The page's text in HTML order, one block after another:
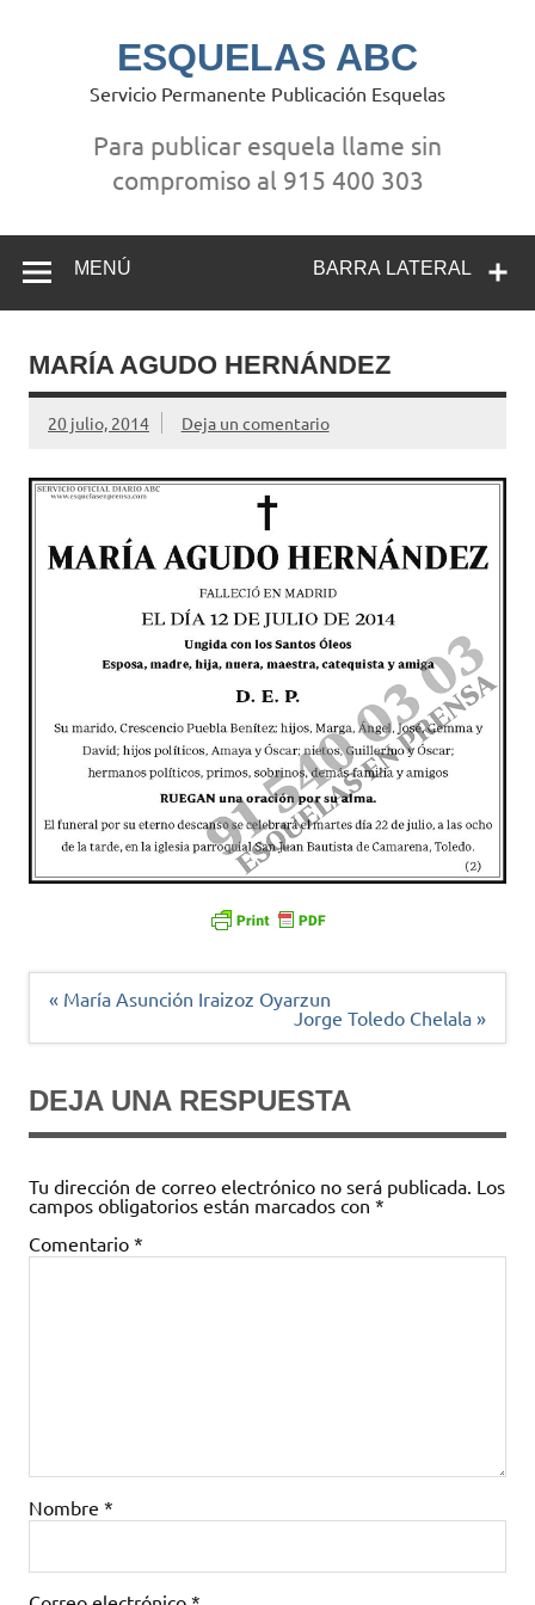
ESQUELAS ABC
Servicio Permanente Publicación Esquelas
Para publicar esquela llame sin
compromiso al 915 400 303
BARRA LATERAL
MENÚ
MARÍA AGUDO HERNÁNDEZ
20 julio, 2014 Deja un comentario
Navegación
« María Asunción Iraizoz Oyarzun
Jorge Toledo Chelala »
DEJA UNA RESPUESTA
Tu dirección de correo electrónico no será publicada. Los
campos obligatorios están marcados con *
Comentario *
Nombre *